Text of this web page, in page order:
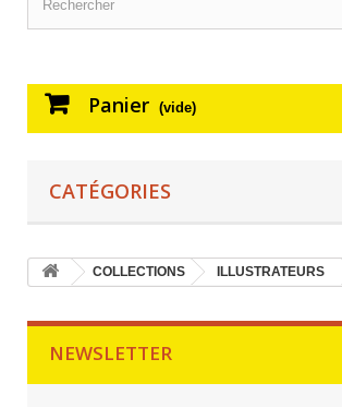
Panier (vide)
CATÉGORIES
COLLECTIONS ILLUSTRATEURS
NEWSLETTER